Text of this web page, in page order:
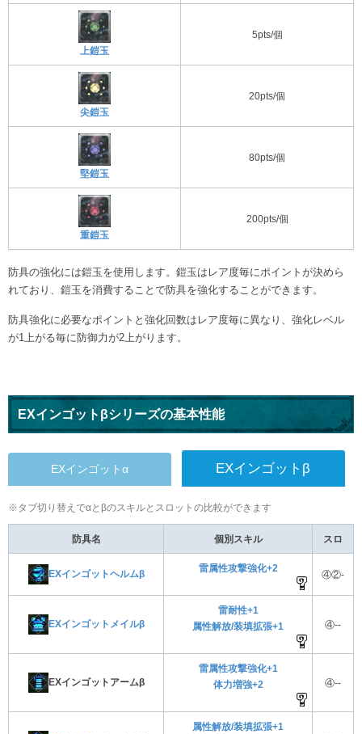
上鎧玉
5pts/個
尖鎧玉
20pts/個
堅鎧玉
80pts/個
重鎧玉
200pts/個
防具の強化には鎧玉を使用します。鎧玉はレア度毎にポイントが決めら
れており、鎧玉を消費することで防具を強化することができます。
防具強化に必要なポイントと強化回数はレア度毎に異なり、強化レベル
が1上がる毎に防御力が2上がります。
EXインゴットβシリーズの基本性能
EXインゴットα EXインゴットβ
※タブ切り替えでαとβのスキルとスロットの比較ができます
防具名 個別スキル スロ
EXインゴットヘルムβ
雷属性攻撃強化+2
④②-
EXインゴットメイルβ
雷耐性+1
属性解放/装填拡張+1
④--
EXインゴットアームβ
雷属性攻撃強化+1
体力増強+2
④--
属性解放/装填拡張+1